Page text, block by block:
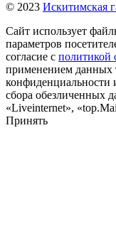
© 2023 Искитимская
Сайт использует
параметров
согласие с политикой
применением данных
конфиденциальности
сбора обезличенных
«Liveinternet»,
Принять